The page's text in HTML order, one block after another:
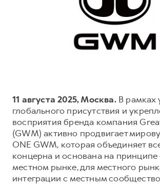
H9
Страхование
Кредит
КОРПОРАТИВНЫМ
Для малого бизнеса
Корпоративным клиентам
СЕРВИСНОЕ
Программа «Помощь на дороге»
ПОДДЕРЖКА
GWM Безопасность
Гарантия HAVAL
Мобильное приложение GWM
Программа «HAVAL Защита+»
11 августа 2025, Москва.В рамках
глобального присутствия и
восприятия бренда компания
(GWM) активно продвигает
ONE GWM, которая объединяет
концерна и основана на принципе
местном рынке, для местного
интеграции с местным